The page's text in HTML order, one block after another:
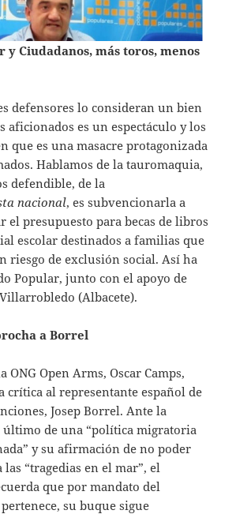
y Ciudadanos, más toros, menos
defensores lo consideran un bien
aficionados es un espectáculo y los
que es una masacre protagonizada
Hablamos de la tauromaquia,
defendible, de la
nacional, es subvencionarla a
el presupuesto para becas de libros
escolar destinados a familias que
riesgo de exclusión social. Así ha
Popular, junto con el apoyo de
(Albacete).
a Borrel
ONG Open Arms, Oscar Camps,
crítica al representante español de
Josep Borrel. Ante la
último de una “política migratoria
y su afirmación de no poder
“tragedias en el mar”, el
que por mandato del
su buque sigue